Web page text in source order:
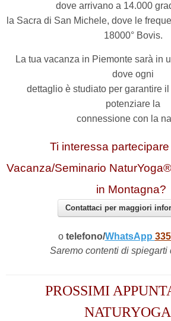
dove arrivano a 14.000
la Sacra di San Michele, dove le
18000° Bovis.
La tua vacanza in Piemonte sarà in
dove ogni
dettaglio è studiato per garantire
potenziare la
connessione con la
Ti interessa
Vacanza/Seminario
in Montagna?
Contattaci per maggiori
o telefono/WhatsApp
Saremo contenti di spiegarti
PROSSIMI